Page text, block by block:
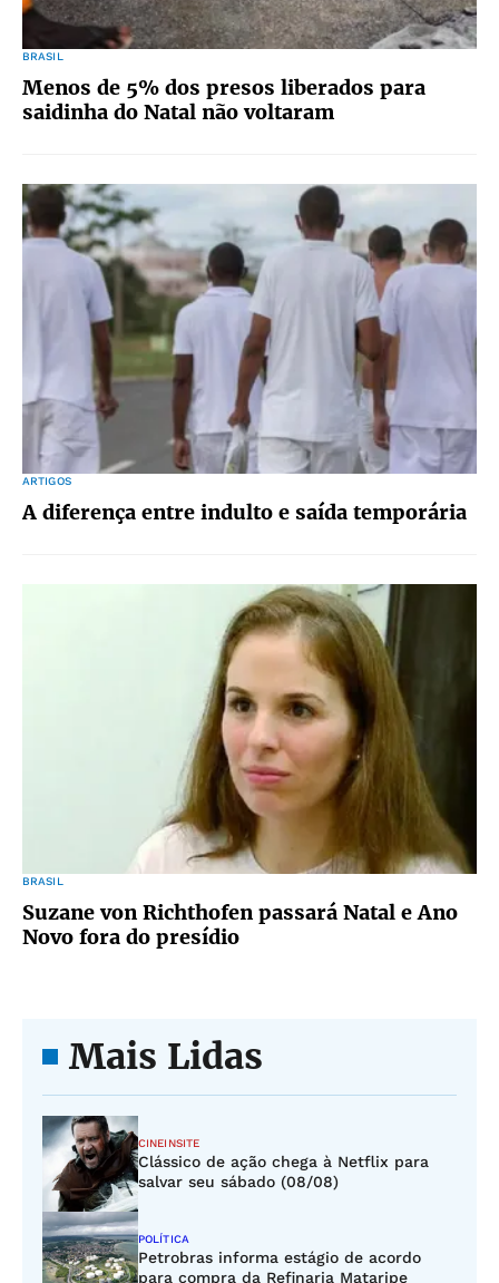
BRASIL
Menos de 5% dos presos liberados para
saidinha do Natal não voltaram
ARTIGOS
A diferença entre indulto e saída temporária
BRASIL
Suzane von Richthofen passará Natal e Ano
Novo fora do presídio
Mais Lidas
CINEINSITE
Clássico de ação chega à Netflix para
salvar seu sábado (08/08)
POLÍTICA
Petrobras informa estágio de acordo
para compra da Refinaria Mataripe